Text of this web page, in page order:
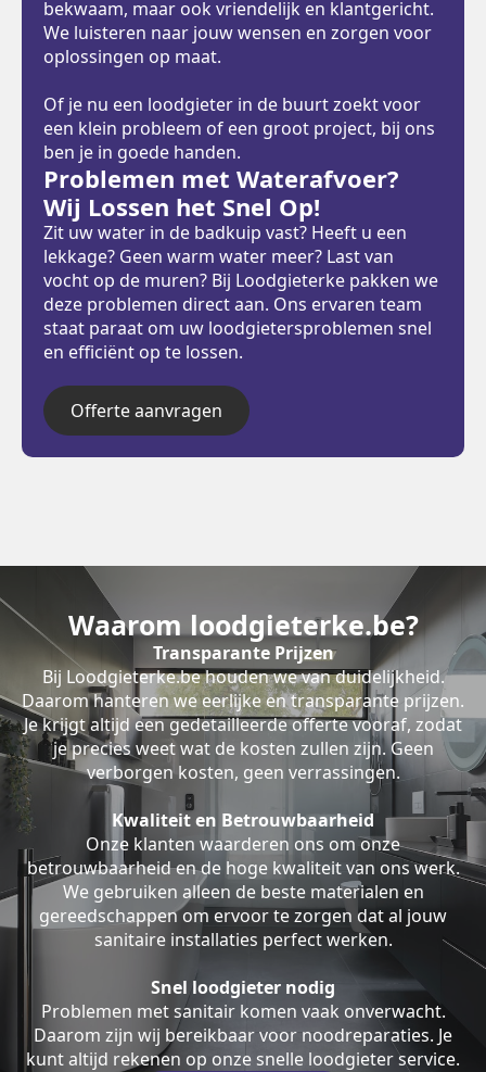
bekwaam, maar ook vriendelijk en klantgericht.
We luisteren naar jouw wensen en zorgen voor
oplossingen op maat.
Of je nu een loodgieter in de buurt zoekt voor
een klein probleem of een groot project, bij ons
ben je in goede handen.
Problemen met Waterafvoer?
Wij Lossen het Snel Op!
Zit uw water in de badkuip vast? Heeft u een
lekkage? Geen warm water meer? Last van
vocht op de muren? Bij Loodgieterke pakken we
deze problemen direct aan. Ons ervaren team
staat paraat om uw loodgietersproblemen snel
en efficiënt op te lossen.
Offerte aanvragen
Waarom loodgieterke.be?
Transparante Prijzen
Bij Loodgieterke.be houden we van duidelijkheid.
Daarom hanteren we eerlijke en transparante prijzen.
Je krijgt altijd een gedetailleerde offerte vooraf, zodat
je precies weet wat de kosten zullen zijn. Geen
verborgen kosten, geen verrassingen.
Kwaliteit en Betrouwbaarheid
Onze klanten waarderen ons om onze
betrouwbaarheid en de hoge kwaliteit van ons werk.
We gebruiken alleen de beste materialen en
gereedschappen om ervoor te zorgen dat al jouw
sanitaire installaties perfect werken.
Snel loodgieter nodig
Problemen met sanitair komen vaak onverwacht.
Daarom zijn wij bereikbaar voor noodreparaties. Je
kunt altijd rekenen op onze snelle loodgieter service.